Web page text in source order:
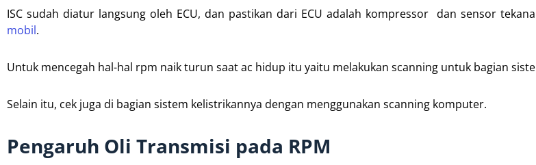
ISC sudah diatur langsung oleh ECU, dan pastikan dari ECU adalah kompressor dan sensor
mobil.
Untuk mencegah hal-hal rpm naik turun saat ac hidup itu yaitu melakukan scanning untuk bagian
Selain itu, cek juga di bagian sistem kelistrikannya dengan menggunakan scanning komputer.
Pengaruh Oli Transmisi pada RPM